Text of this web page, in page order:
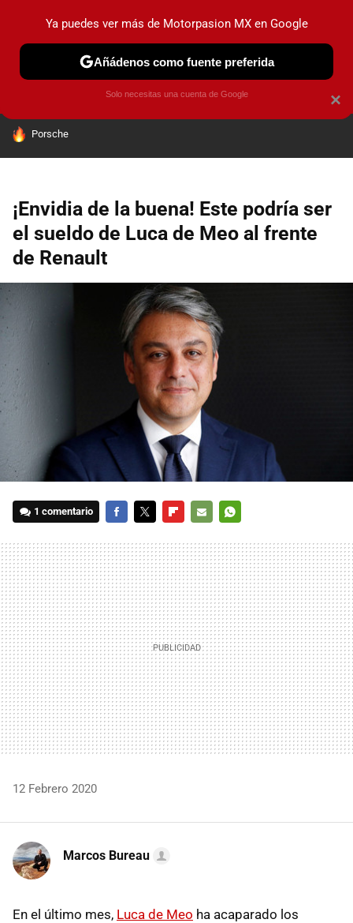
PRUEBAS INDUSTRIA HOY NO CIRCULA
HOY SE HABLA DE
Porsche
¡Envidia de la buena! Este podría ser
el sueldo de Luca de Meo al frente
de Renault
1 comentario
MAIL
12 Febrero 2020
Marcos Bureau
En el último mes, Luca de Meo ha acaparado los
×
Ya puedes ver más de Motorpasion MX en Google
Añádenos como fuente preferida
Solo necesitas una cuenta de Google